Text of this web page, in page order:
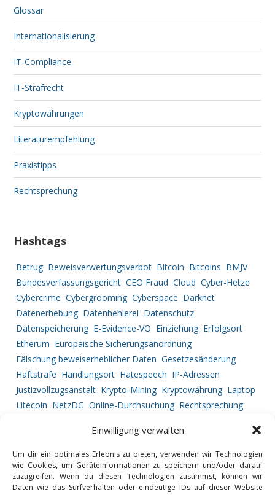
Einwilligung verwalten
Um dir ein optimales Erlebnis zu bieten, verwenden wir Technologien
wie Cookies, um Geräteinformationen zu speichern und/oder darauf
zuzugreifen. Wenn du diesen Technologien zustimmst, können wir
Daten wie das Surfverhalten oder eindeutige IDs auf dieser Website
Glossar
Internationalisierung
IT-Compliance
IT-Strafrecht
Kryptowährungen
Literaturempfehlung
Praxistipps
Rechtsprechung
Hashtags
Betrug Beweisverwertungsverbot Bitcoin Bitcoins BMJV
Bundesverfassungsgericht CEO Fraud Cloud Cyber-Hetze
Cybercrime Cybergrooming Cyberspace Darknet
Datenerhebung Datenhehlerei Datenschutz
Datenspeicherung E-Evidence-VO Einziehung Erfolgsort
Etherum Europäische Sicherungsanordnung
Fälschung beweiserheblicher Daten Gesetzesänderung
Haftstrafe Handlungsort Hatespeech IP-Adressen
Justizvollzugsanstalt Krypto-Mining Kryptowährung Laptop
Litecoin NetzDG Online-Durchsuchung Rechtsprechung
Telekommunikationsüberwachung
Urkundenfälschung
Vermögensabschöpfung
Vorgehensweise